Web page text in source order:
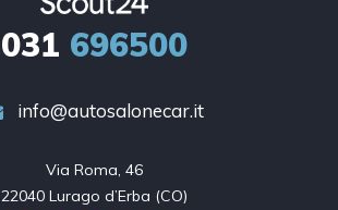
031 696500
info@autosalonecar.it
Via Roma, 46
22040 Lurago d’Erba (CO)